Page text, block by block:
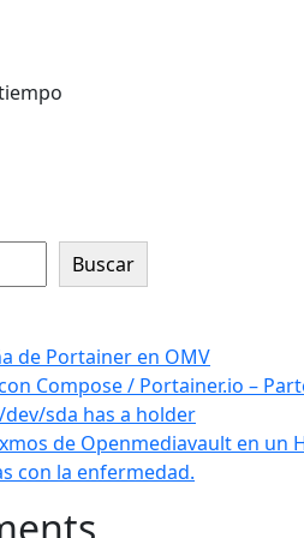
Buscar
de Portainer en OMV
Compose / Portainer.io –
sda has a holder
de Openmediavault en un
con la enfermedad.